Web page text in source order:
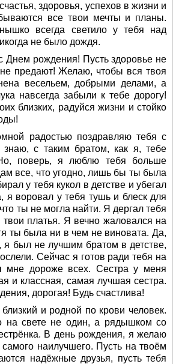
здоровья, успехов в жизни и
все твои мечты и планы.
всегда светило у тебя над
не было дождя.
Днем рождения! Пусть здоровье не
не предают! Желаю, чтобы вся твоя
весельем, добрыми делами, а
навсегда забыли к тебе дорогу!
близких, радуйся жизни и стойко
радостью поздравляю тебя с
с таким братом, как я, тебе
поверь, я люблю тебя больше
все, что угодно, лишь бы ты была
у тебя кукол в детстве и убегал
я воровал у тебя тушь и блеск для
ты не могла найти. Я дергал тебя
твои платья. Я вечно жаловался на
ты была ни в чем не виновата. Да,
я был не лучшим братом в детстве,
Сейчас я готов ради тебя на
мне дороже всех. Сестра у меня
и классная, самая лучшая сестра.
дорогая! Будь счастлива!
и родной по крови человек.
на свете не один, а рядышком со
В день рождения, я желаю
наилучшего. Пусть на твоём
надёжные друзья, пусть тебя